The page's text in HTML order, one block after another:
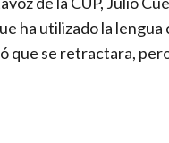
ha utilizado la lengua
que se retractara,